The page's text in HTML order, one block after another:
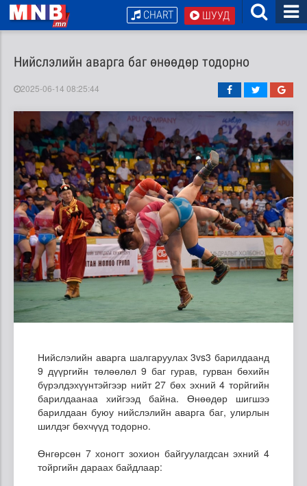
ШУУД
CHART
Нийслэлийн аварга баг өнөөдөр тодорно
2025-06-14 08:25:44
Нийслэлийн аварга шалгаруулах 3vs3 барилдаанд
9 дүүргийн төлөөлөл 9 баг гурав, гурван бөхийн
бүрэлдэхүүнтэйгээр нийт 27 бөх эхний 4 торйгийн
барилдаанаа хийгээд байна. Өнөөдөр шигшээ
барилдаан буюу нийслэлийн аварга баг, улирлын
шилдэг бөхчүүд тодорно.
Өнгөрсөн 7 хоногт зохион байгуулагдсан эхний 4
тойргийн дараах байдлаар: